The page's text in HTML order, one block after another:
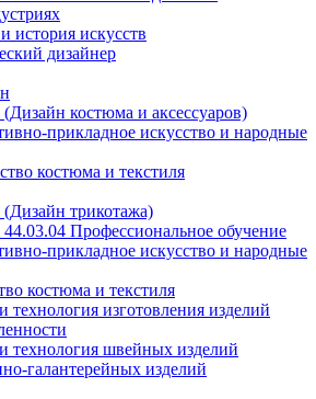
история искусств
дизайнер
костюма и аксессуаров)
прикладное искусство и народные
костюма и текстиля
трикотажа)
Профессиональное обучение
прикладное искусство и народные
костюма и текстиля
технология изготовления изделий
технология швейных изделий
галантерейных изделий